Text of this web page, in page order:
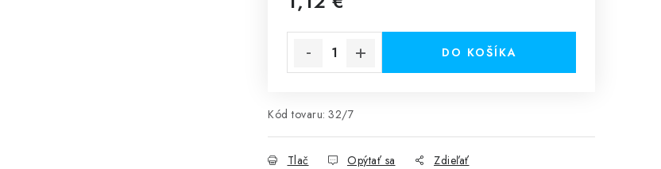
DO KOŠÍKA
Kód tovaru: 32/7
Tlač Opýtať sa Zdieľať